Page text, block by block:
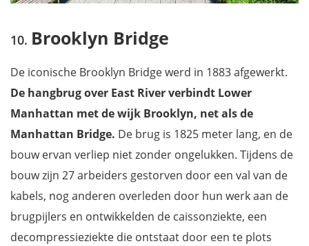
Brooklyn Bridge
De iconische Brooklyn Bridge werd in 1883 afgewerkt.
De hangbrug over East River verbindt Lower
Manhattan met de wijk Brooklyn, net als de
Manhattan Bridge. De brug is 1825 meter lang, en de
bouw ervan verliep niet zonder ongelukken. Tijdens de
bouw zijn 27 arbeiders gestorven door een val van de
kabels, nog anderen overleden door hun werk aan de
brugpijlers en ontwikkelden de caissonziekte, een
decompressieziekte die ontstaat door een te plots